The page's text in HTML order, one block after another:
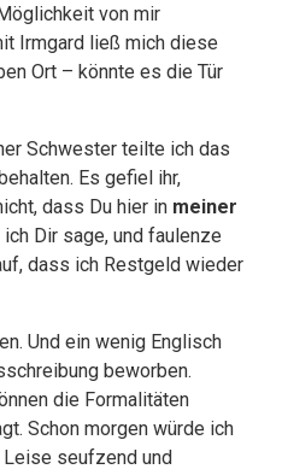
von mir
Irmgard ließ mich diese
Ort – könnte es die Tür
Schwester teilte ich das
Es gefiel ihr,
dass Du hier in meiner
Dir sage, und faulenze
dass ich Restgeld wieder
Und ein wenig Englisch
beworben.
die Formalitäten
Schon morgen würde ich
Leise seufzend und